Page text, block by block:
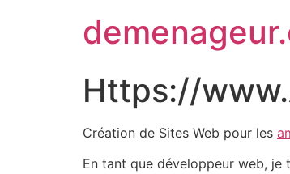
Https://
Création de Sites Web pour les
En tant que développeur web, je